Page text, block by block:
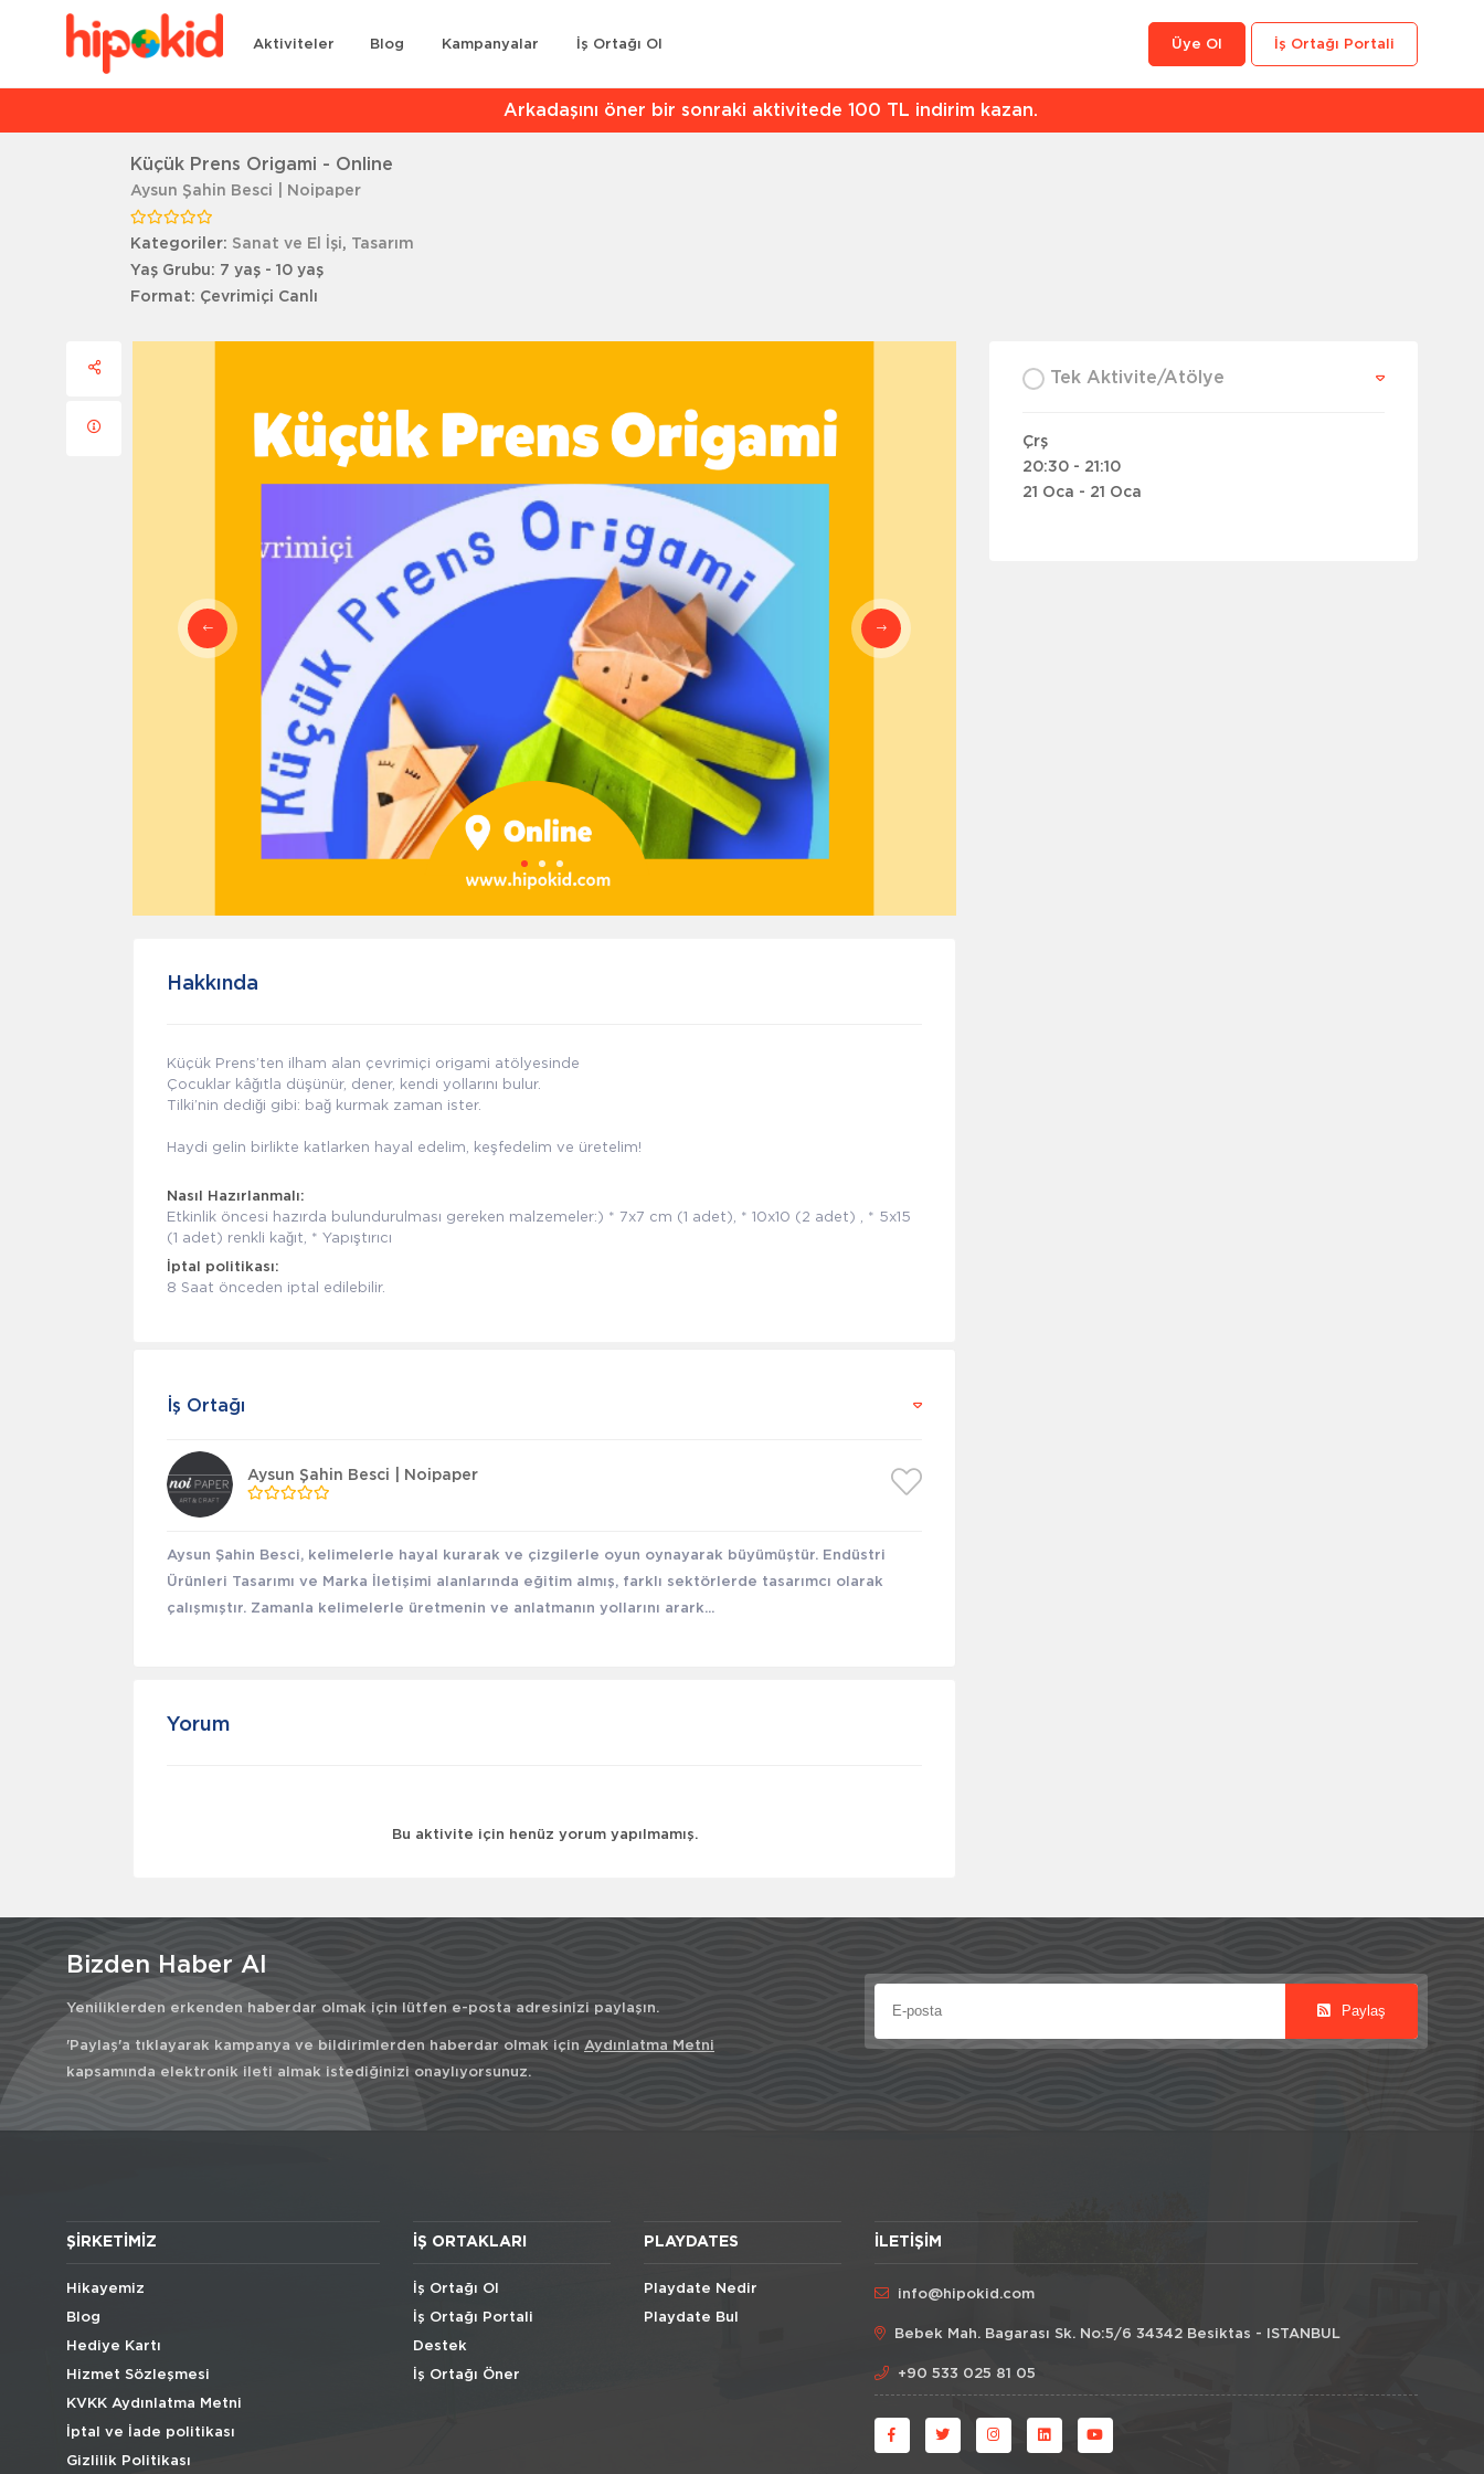
Aktiviteler Blog Kampanyalar İş Ortağı Ol İş Ortağı Portali
Üye Ol
Arkadaşını öner bir sonraki aktivitede 100 TL indirim kazan.
Küçük Prens Origami - Online
Aysun Şahin Besci | Noipaper
Kategoriler: Sanat ve El İşi, Tasarım
Yaş Grubu: 7 yaş - 10 yaş
Format: Çevrimiçi Canlı
Hakkında
Küçük Prens’ten ilham alan çevrimiçi origami atölyesinde
Çocuklar kâğıtla düşünür, dener, kendi yollarını bulur.
Tilki’nin dediği gibi: bağ kurmak zaman ister.
Haydi gelin birlikte katlarken hayal edelim, keşfedelim ve üretelim!
Nasıl Hazırlanmalı:
Etkinlik öncesi hazırda bulundurulması gereken malzemeler:) * 7x7 cm (1 adet), * 10x10 (2 adet) , * 5x15
(1 adet) renkli kağıt, * Yapıştırıcı
İptal politikası:
8 Saat önceden iptal edilebilir.
İş Ortağı
Aysun Şahin Besci | Noipaper
Aysun Şahin Besci, kelimelerle hayal kurarak ve çizgilerle oyun oynayarak büyümüştür. Endüstri
Ürünleri Tasarımı ve Marka İletişimi alanlarında eğitim almış, farklı sektörlerde tasarımcı olarak
çalışmıştır. Zamanla kelimelerle üretmenin ve anlatmanın yollarını arark...
Yorum
Bu aktivite için henüz yorum yapılmamış.
Tek Aktivite/Atölye
Çrş
20:30 - 21:10
21 Oca - 21 Oca
Bizden Haber Al
Yeniliklerden erkenden haberdar olmak için lütfen e-posta adresinizi paylaşın.
'Paylaş'a tıklayarak kampanya ve bildirimlerden haberdar olmak için Aydınlatma Metni
kapsamında elektronik ileti almak istediğinizi onaylıyorsunuz.
Paylaş
ŞIRKETIMIZ
Hikayemiz
Blog
Hediye Kartı
Hizmet Sözleşmesi
KVKK Aydınlatma Metni
İptal ve İade politikası
Gizlilik Politikası
İŞ ORTAKLARI
İş Ortağı Ol
İş Ortağı Portali
Destek
İş Ortağı Öner
PLAYDATES
Playdate Nedir
Playdate Bul
İLETIŞIM
info@hipokid.com
Bebek Mah. Bagarası Sk. No:5/6 34342 Besiktas - ISTANBUL
+90 533 025 81 05